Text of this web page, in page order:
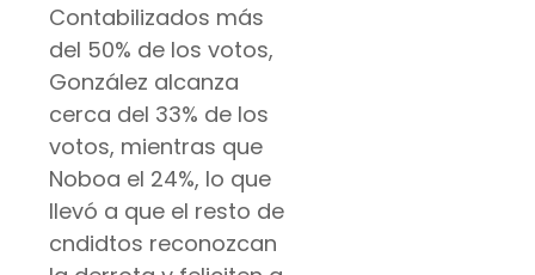
Contabilizados más
del 50% de los votos,
González alcanza
cerca del 33% de los
votos, mientras que
Noboa el 24%, lo que
llevó a que el resto de
cndidtos reconozcan